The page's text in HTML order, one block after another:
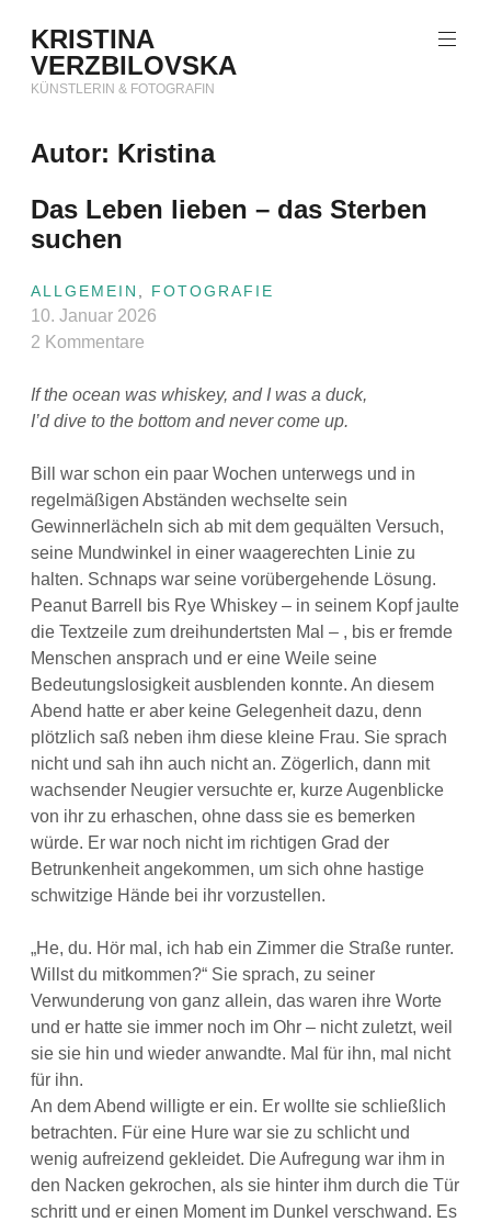
Inhalt
springen
KRISTINA
VERZBILOVSKA
KÜNSTLERIN & FOTOGRAFIN
Autor: Kristina
Das Leben lieben – das Sterben
suchen
ALLGEMEIN FOTOGRAFIE
10. Januar 2026
2 Kommentare
If the ocean was whiskey, and I was a duck,
I’d dive to the bottom and never come up.
Bill war schon ein paar Wochen unterwegs und in
regelmäßigen Abständen wechselte sein
Gewinnerlächeln sich ab mit dem gequälten Versuch,
seine Mundwinkel in einer waagerechten Linie zu
halten. Schnaps war seine vorübergehende Lösung.
Peanut Barrell bis Rye Whiskey – in seinem Kopf jaulte
die Textzeile zum dreihundertsten Mal – , bis er fremde
Menschen ansprach und er eine Weile seine
Bedeutungslosigkeit ausblenden konnte. An diesem
Abend hatte er aber keine Gelegenheit dazu, denn
plötzlich saß neben ihm diese kleine Frau. Sie sprach
nicht und sah ihn auch nicht an. Zögerlich, dann mit
wachsender Neugier versuchte er, kurze Augenblicke
von ihr zu erhaschen, ohne dass sie es bemerken
würde. Er war noch nicht im richtigen Grad der
Betrunkenheit angekommen, um sich ohne hastige
schwitzige Hände bei ihr vorzustellen.
„He, du. Hör mal, ich hab ein Zimmer die Straße runter.
Willst du mitkommen?“ Sie sprach, zu seiner
Verwunderung von ganz allein, das waren ihre Worte
und er hatte sie immer noch im Ohr – nicht zuletzt, weil
sie sie hin und wieder anwandte. Mal für ihn, mal nicht
für ihn.
An dem Abend willigte er ein. Er wollte sie schließlich
betrachten. Für eine Hure war sie zu schlicht und
wenig aufreizend gekleidet. Die Aufregung war ihm in
den Nacken gekrochen, als sie hinter ihm durch die Tür
schritt und er einen Moment im Dunkel verschwand. Es